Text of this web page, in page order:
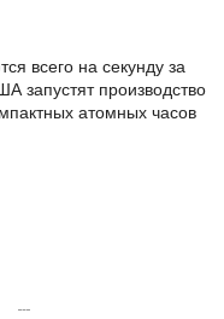
всего на секунду за
запустят производство
атомных часов